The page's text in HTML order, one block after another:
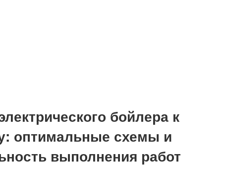
бойлера к
оптимальные схемы и
выполнения работ